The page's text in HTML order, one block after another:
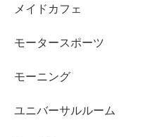
メイドカフェ
モータースポーツ
モーニング
ユニバーサルルーム